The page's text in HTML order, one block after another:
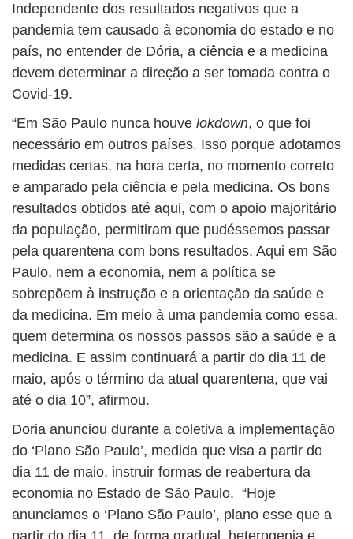
Independente dos resultados negativos que a
pandemia tem causado à economia do estado e no
país, no entender de Dória, a ciência e a medicina
devem determinar a direção a ser tomada contra o
Covid-19.
“Em São Paulo nunca houve lokdown, o que foi
necessário em outros países. Isso porque adotamos
medidas certas, na hora certa, no momento correto
e amparado pela ciência e pela medicina. Os bons
resultados obtidos até aqui, com o apoio majoritário
da população, permitiram que pudéssemos passar
pela quarentena com bons resultados. Aqui em São
Paulo, nem a economia, nem a política se
sobrepõem à instrução e a orientação da saúde e
da medicina. Em meio à uma pandemia como essa,
quem determina os nossos passos são a saúde e a
medicina. E assim continuará a partir do dia 11 de
maio, após o término da atual quarentena, que vai
até o dia 10”, afirmou.
Doria anunciou durante a coletiva a implementação
do ‘Plano São Paulo’, medida que visa a partir do
dia 11 de maio, instruir formas de reabertura da
economia no Estado de São Paulo. “Hoje
anunciamos o ‘Plano São Paulo’, plano esse que a
partir do dia 11, de forma gradual, heterogenia e